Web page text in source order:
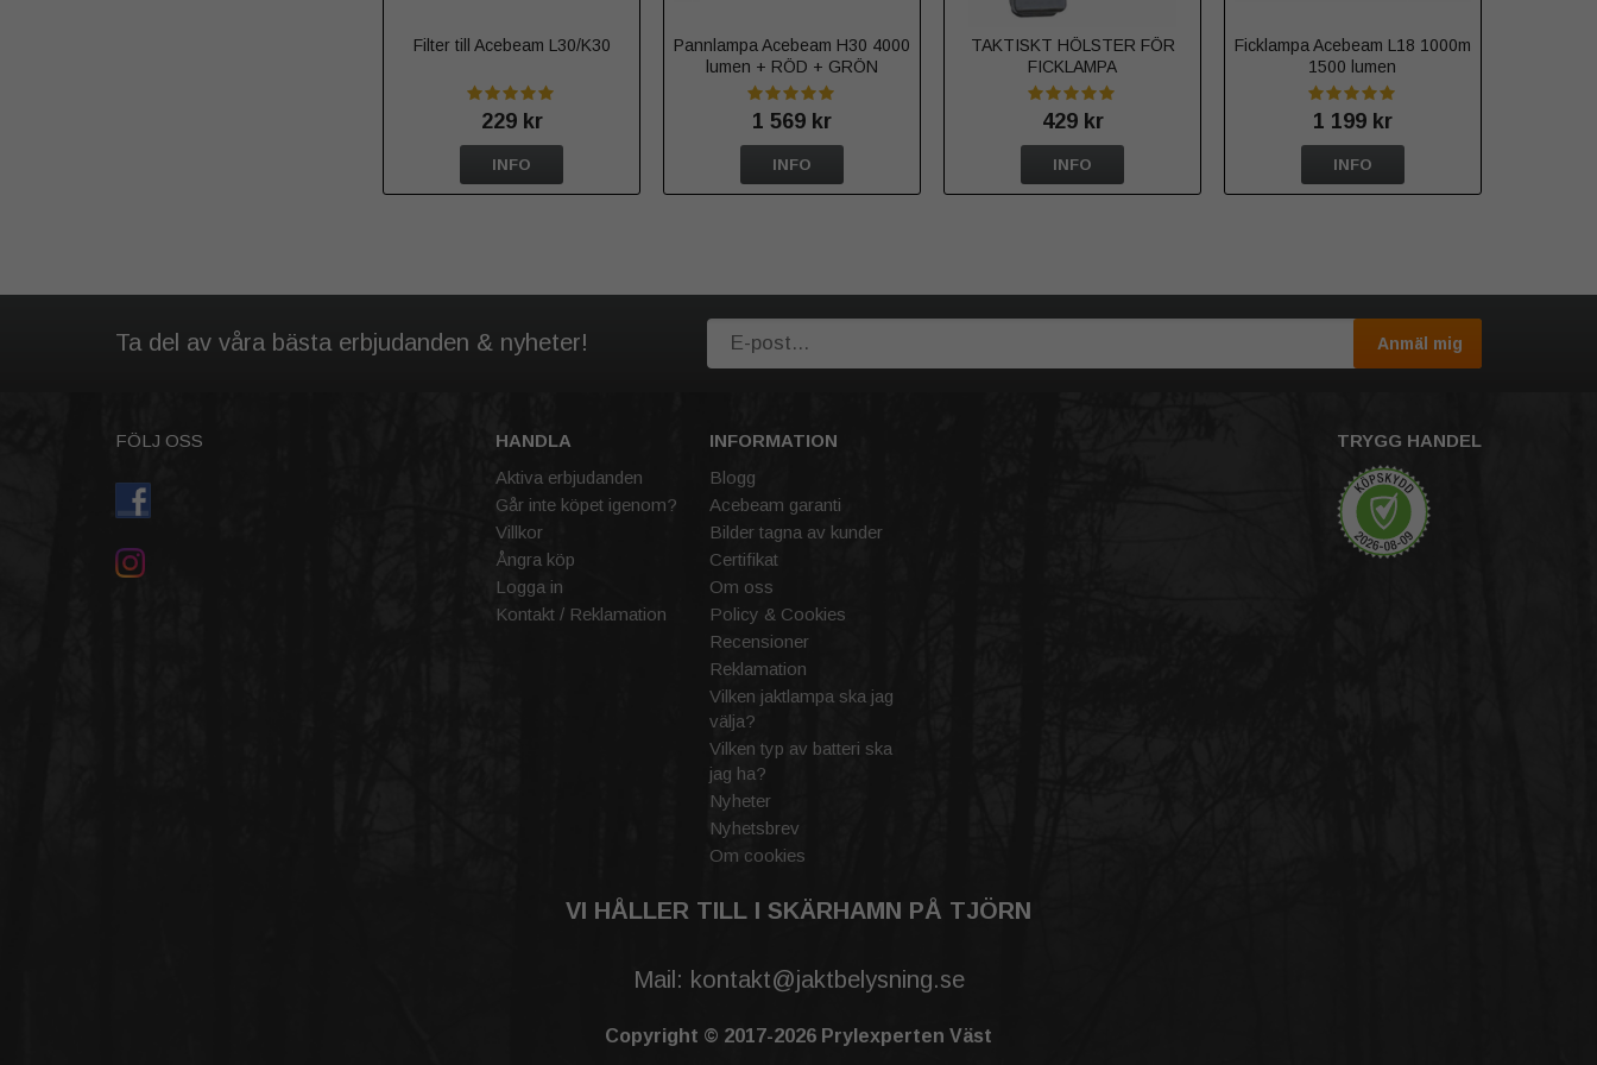
Filter till Acebeam L30/K30
229 kr
INFO
Pannlampa Acebeam H30 4000
lumen + RÖD + GRÖN
1 569 kr
INFO
TAKTISKT HÖLSTER FÖR
FICKLAMPA
429 kr
INFO
Ficklampa Acebeam L18 1000m
1500 lumen
1 199 kr
INFO
Ta del av våra bästa erbjudanden & nyheter! Anmäl mig
FÖLJ OSS
HANDLA
Aktiva erbjudanden
Går inte köpet igenom?
Villkor
Ångra köp
Logga in
Kontakt / Reklamation
INFORMATION
Blogg
Acebeam garanti
Bilder tagna av kunder
Certifikat
Om oss
Policy & Cookies
Recensioner
Reklamation
Vilken jaktlampa ska jag
välja?
Vilken typ av batteri ska
jag ha?
Nyheter
Nyhetsbrev
Om cookies
TRYGG HANDEL
VI HÅLLER TILL I SKÄRHAMN PÅ TJÖRN
Mail: kontakt@jaktbelysning.se
Copyright © 2017-2026 Prylexperten Väst